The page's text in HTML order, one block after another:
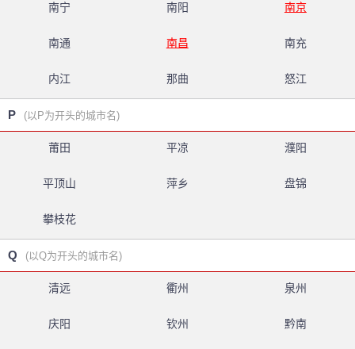
南宁 南阳 南京
南通 南昌 南充
内江 那曲 怒江
P (以P为开头的城市名)
莆田 平凉 濮阳
平顶山 萍乡 盘锦
攀枝花
Q (以Q为开头的城市名)
清远 衢州 泉州
庆阳 钦州 黔南